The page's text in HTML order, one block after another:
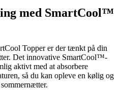
med SmartCool™
Topper er der tænkt på din
Det innovative SmartCool™-
aktivt med at absorbere
så du kan opleve en kølig og